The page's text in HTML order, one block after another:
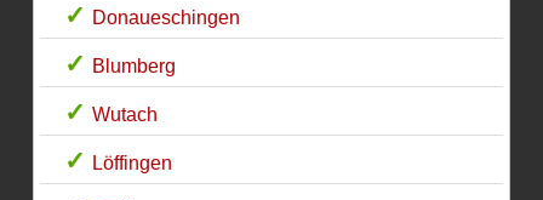
Donaueschingen
Blumberg
Wutach
Löffingen